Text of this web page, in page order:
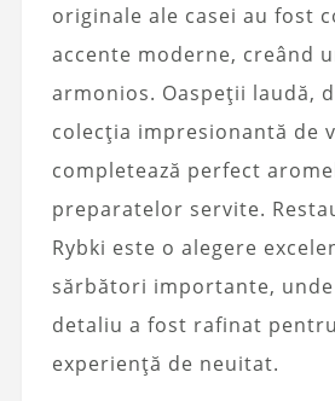
originale ale casei au fost
accente moderne, creând
armonios. Oaspeții laudă,
colecția impresionantă de
completează perfect
preparatelor servite.
Rybki este o alegere
sărbători importante,
detaliu a fost rafinat
experiență de neuitat.